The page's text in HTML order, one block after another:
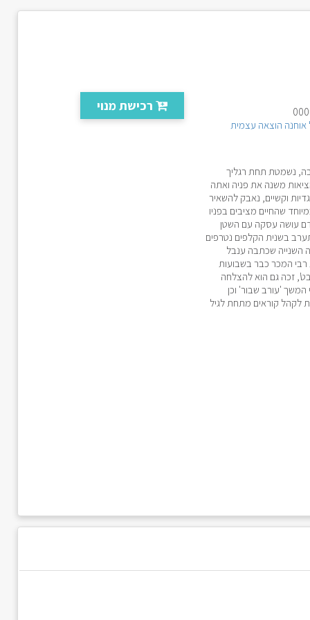
רכישת מנוי
אוחנה הוצאה עצמית
נשמטת תחת רגליך
משנה את פניה ואתה
וקשיים, נאבק להשאיר
שהחיים מציבים בפניו
עושה עסקה עם השטן
בשנית הקלפים נטרפים
השנייה שכתבה ענבל
רבי המכר כבר בשבועות
זכה גם הוא להצלחה
המשך 'עורב שבור' וכן
לקהל קוראים מתחת לגיל